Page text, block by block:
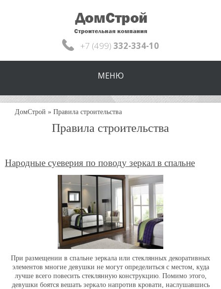
+7 (499) 332-334-10
МЕНЮ
ДомСтрой » Правила строительства
Правила строительства
Народные суеверия по поводу зеркал в спальне
При размещении в спальне зеркала или стеклянных декоративных
элементов многие девушки не могут определиться с местом, куда
лучше всего повесить стеклянную конструкцию. Помимо этого,
девушки боятся вешать зеркало напротив кровати, наслушавшись